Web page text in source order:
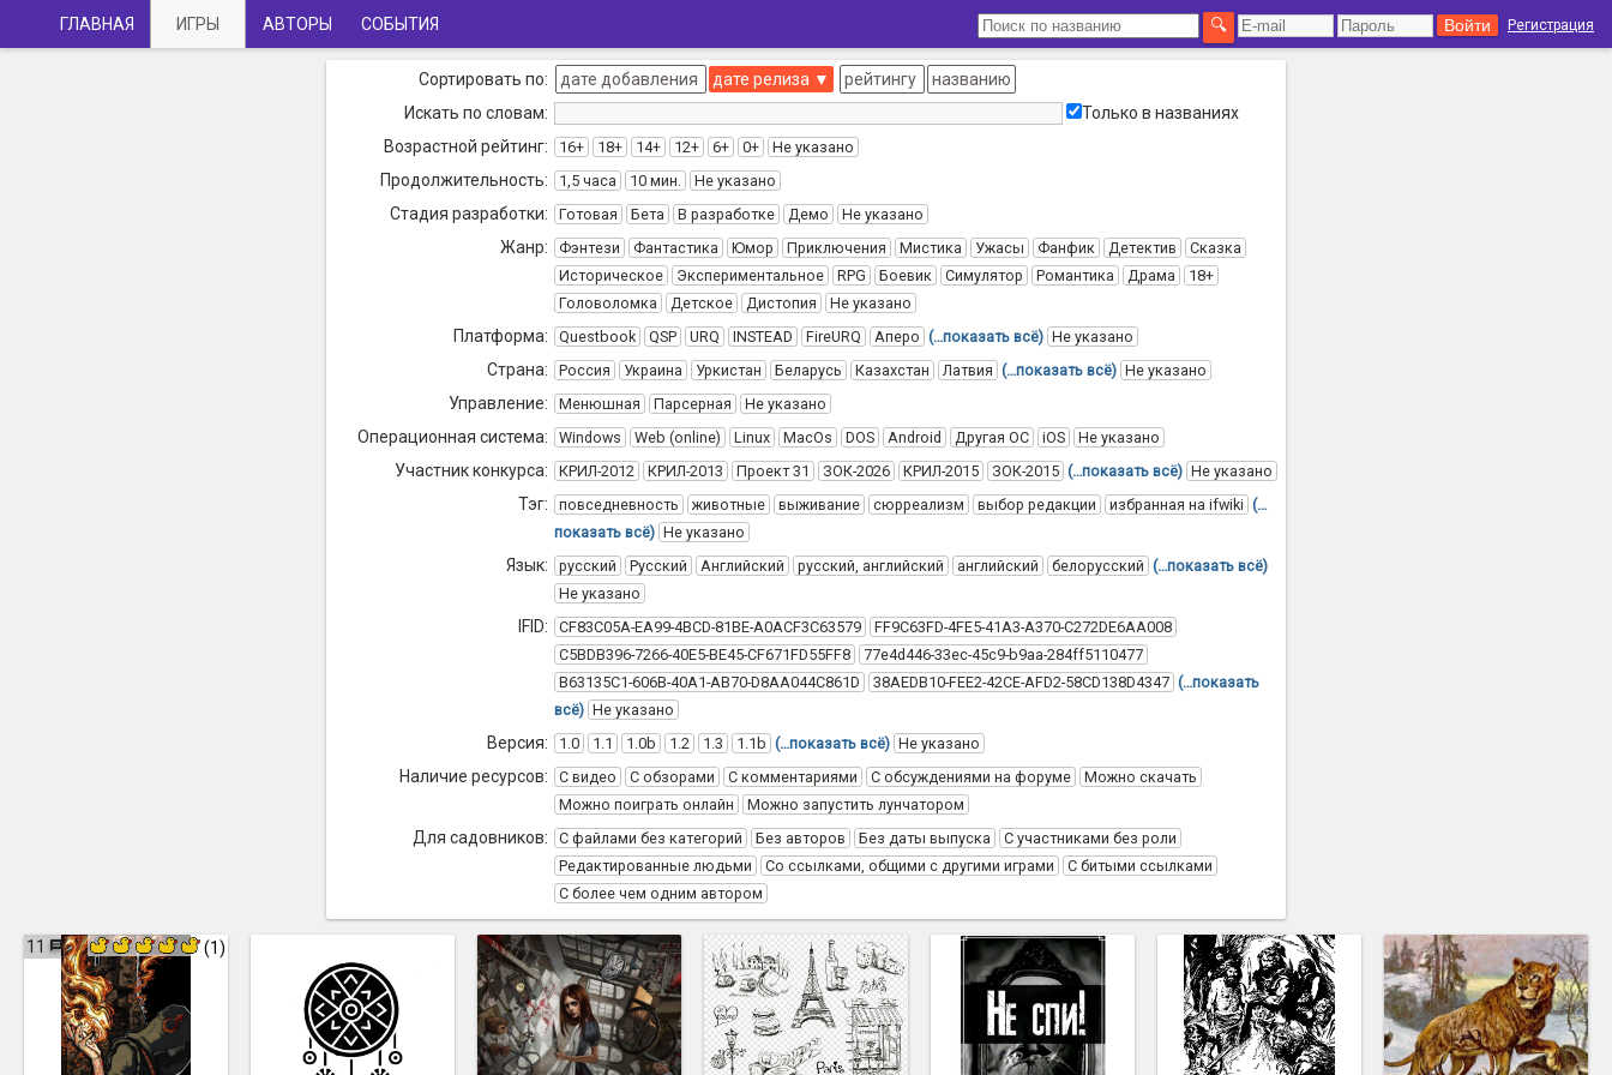
Регистрация
ГЛАВНАЯ ИГРЫ АВТОРЫ СОБЫТИЯ
Сортировать по: дате добавления дате релиза ▼ рейтингу
названию
Искать по словам:
Только в названиях
Возрастной рейтинг:
16+ 18+ 14+ 12+ 6+ 0+ Не указано
Продолжительность: 1,5 часа 10 мин. Не указано
Стадия разработки: Готовая Бета В разработке Демо Не указано
Жанр: Фэнтези Фантастика Юмор Приключения Мистика Ужасы Фанфик Детектив
Сказка
Историческое
Экспериментальное RPG Боевик Симулятор Романтика Драма
18+
Головоломка
Детское Дистопия Не указано
Платформа: Questbook QSP URQ INSTEAD FireURQ Аперо (…показать всё) Не указано
Страна: Россия Украина Уркистан Беларусь Казахстан Латвия (…показать всё) Не указано
Управление: Менюшная Парсерная Не указано
Операционная система: Windows Web (online) Linux MacOs DOS Android Другая ОС iOS Не указано
Участник конкурса: КРИЛ-2012 КРИЛ-2013 Проект 31 ЗОК-2026 КРИЛ-2015 ЗОК-2015 (…показать всё) Не указано
Тэг: повседневность животные выживание сюрреализм выбор редакции избранная на ifwiki (…
показать всё) Не указано
Язык: русский Русский Английский русский, английский английский белорусский (…показать всё)
Не указано
IFID: CF83C05A-EA99-4BCD-81BE-A0ACF3C63579
FF9C63FD-4FE5-41A3-A370-C272DE6AA008
C5BDB396-7266-40E5-BE45-CF671FD55FF8
77e4d446-33ec-45c9-b9aa-284ff5110477
B63135C1-606B-40A1-AB70-D8AA044C861D
38AEDB10-FEE2-42CE-AFD2-58CD138D4347 (…показать
всё) Не указано
Версия: 1.0 1.1 1.0b 1.2 1.3 1.1b (…показать всё) Не указано
Наличие ресурсов: С видео С обзорами С комментариями С обсуждениями на форуме
Можно скачать
Можно поиграть онлайн
Можно запустить лунчатором
Для садовников: С файлами без категорий Без авторов Без даты выпуска
С участниками без роли
Редактированные людьми
Со ссылками, общими с другими играми
С битыми ссылками
С более чем одним автором
11 (1)